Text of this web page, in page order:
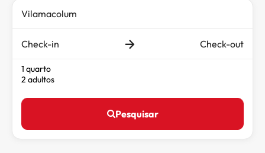
Check-in Check-out
1 quarto
2 adultos
Pesquisar